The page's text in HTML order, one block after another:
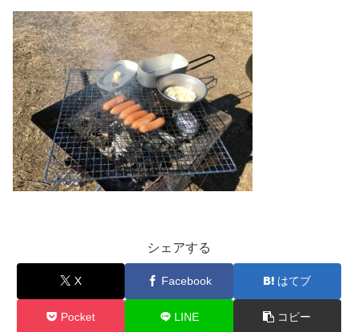
シェアする
X Facebook はてブ
Pocket LINE コピー